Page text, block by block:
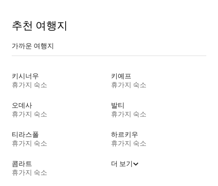
추천 여행지
가까운 여행지
키시너우
휴가지 숙소
키예프
휴가지 숙소
오데사
휴가지 숙소
발티
휴가지 숙소
티라스폴
휴가지 숙소
하르키우
휴가지 숙소
콤라트
휴가지 숙소
더 보기